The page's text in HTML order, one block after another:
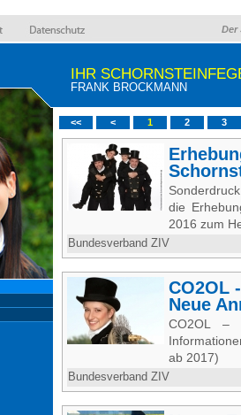
Der
IHR
FRANK BROCKMANN
<< < 1 2 3
die
2016 zum
Bundesverband ZIV
CO2OL
Neue
CO2OL
ab 2017)
Bundesverband ZIV